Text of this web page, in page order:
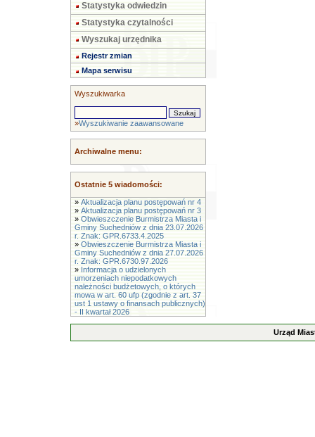
Statystyka odwiedzin
Statystyka czytalności
Wyszukaj urzędnika
Rejestr zmian
Mapa serwisu
Wyszukiwarka
»Wyszukiwanie zaawansowane
Archiwalne menu:
Ostatnie 5 wiadomości:
» Aktualizacja planu postępowań nr 4
» Aktualizacja planu postępowań nr 3
» Obwieszczenie Burmistrza Miasta i
Gminy Suchedniów z dnia 23.07.2026
r. Znak: GPR.6733.4.2025
» Obwieszczenie Burmistrza Miasta i
Gminy Suchedniów z dnia 27.07.2026
r. Znak: GPR.6730.97.2026
» Informacja o udzielonych
umorzeniach niepodatkowych
należności budżetowych, o których
mowa w art. 60 ufp (zgodnie z art. 37
ust 1 ustawy o finansach publicznych)
- II kwartał 2026
Urząd